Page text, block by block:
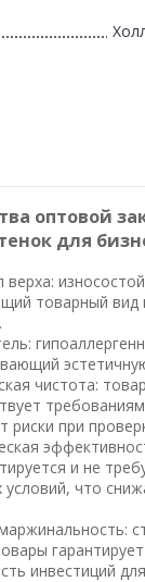
оптовой
для
верха:
товарный вид
чистота:
риски при
и не
условий, что
инвестиций